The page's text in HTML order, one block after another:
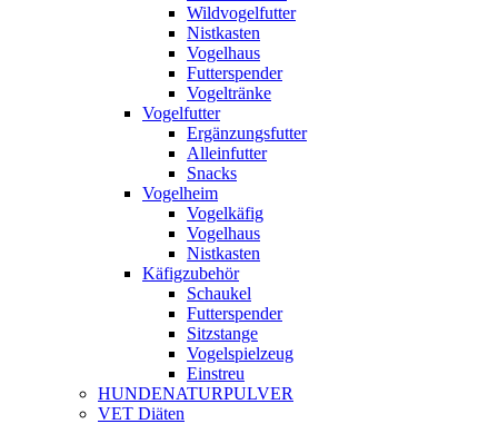
Wildvogelfutter
Nistkasten
Vogelhaus
Futterspender
Vogeltränke
Vogelfutter
Ergänzungsfutter
Alleinfutter
Snacks
Vogelheim
Vogelkäfig
Vogelhaus
Nistkasten
Käfigzubehör
Schaukel
Futterspender
Sitzstange
Vogelspielzeug
Einstreu
HUNDENATURPULVER
VET Diäten